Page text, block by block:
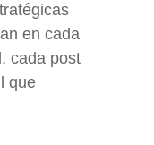
en cada
cada post
que